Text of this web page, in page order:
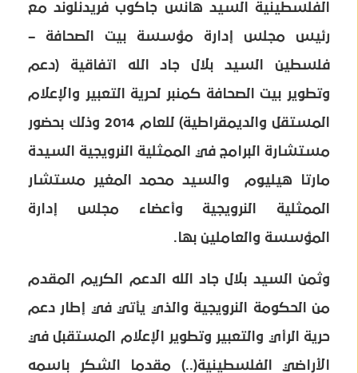
الفلسطينية السيد هانس جاكوب فريدنلوند مع
رئيس مجلس إدارة مؤسسة بيت الصحافة –
فلسطين السيد بلال جاد الله اتفاقية (دعم
وتطوير بيت الصحافة كمنبر لحرية التعبير والإعلام
المستقل والديمقراطية) للعام 2014 وذلك بحضور
مستشارة البرامج في الممثلية النرويجية السيدة
مارتا هيليوم والسيد محمد المغير مستشار
الممثلية النرويجية وأعضاء مجلس إدارة
المؤسسة والعاملين بها.
وثمن السيد بلال جاد الله الدعم الكريم المقدم
من الحكومة النرويجية والذي يأتي في إطار دعم
حرية الرأي والتعبير وتطوير الإعلام المستقبل في
الأراضي الفلسطينية(..) مقدما الشكر باسمه